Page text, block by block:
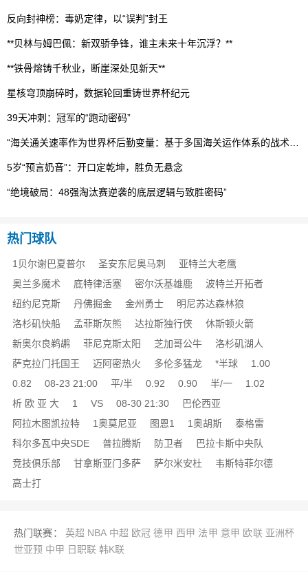
反向封神榜：毒奶定律，以“误判”封王
**贝林与姆巴佩：新双骄争锋，谁主未来十年沉浮？**
**铁骨熔铸千秋业，断崖深处见新天**
星核穹顶崩碎时，数据轮回重铸世界杯纪元
39天冲刺：冠军的“跑动密码”
5岁“预言奶音”：开口定乾坤，胜负无悬念
“绝境破局：48强淘汰赛逆袭的底层逻辑与致胜密码”
热门球队
1贝尔谢巴夏普尔 圣安东尼奥马刺
亚特兰大老鹰
奥兰多魔术
底特律活塞 密尔沃基雄鹿
波特兰开拓者
纽约尼克斯
丹佛掘金 金州勇士
明尼苏达森林狼
洛杉矶快船
孟菲斯灰熊 达拉斯独行侠
休斯顿火箭
新奥尔良鹈鹕
菲尼克斯太阳 芝加哥公牛
洛杉矶湖人
萨克拉门托国王
迈阿密热火 多伦多猛龙 *半球
1.00
0.82
08-23 21:00 平/半 0.92 0.90 半/一
1.02
析 欧 亚 大
1 VS 08-30 21:30
巴伦西亚
阿拉木图凯拉特
1奥莫尼亚 图恩1 1奥胡斯
泰格雷
科尔多瓦中央SDE
普拉腾斯 防卫者
巴拉卡斯中央队
竞技俱乐部
甘拿斯亚门多萨 萨尔米安杜
韦斯特菲尔德
高士打
热门联赛： 英超 NBA 中超 欧冠 德甲 西甲 法甲 意甲 欧联 亚洲杯
世亚预 中甲 日职联 韩K联